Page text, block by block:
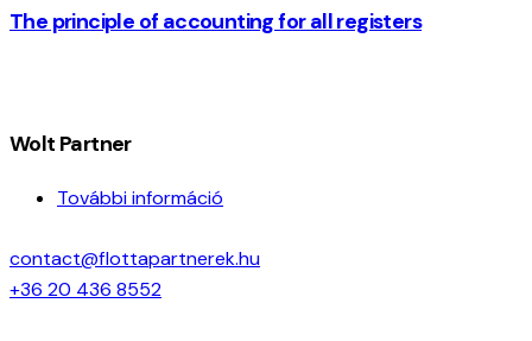
The principle of accounting for all registers
Wolt Partner
További információ
contact@flottapartnerek.hu
+36 20 436 8552